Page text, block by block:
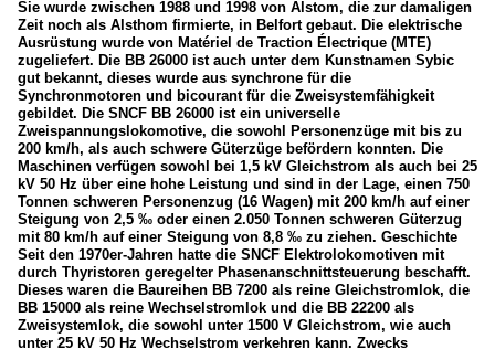
Sie wurde zwischen 1988 und 1998 von Alstom, die zur damaligen
Zeit noch als Alsthom firmierte, in Belfort gebaut. Die elektrische
Ausrüstung wurde von Matériel de Traction Électrique (MTE)
zugeliefert. Die BB 26000 ist auch unter dem Kunstnamen Sybic
gut bekannt, dieses wurde aus synchrone für die
Synchronmotoren und bicourant für die Zweisystemfähigkeit
gebildet. Die SNCF BB 26000 ist ein universelle
Zweispannungslokomotive, die sowohl Personenzüge mit bis zu
200 km/h, als auch schwere Güterzüge befördern konnten. Die
Maschinen verfügen sowohl bei 1,5 kV Gleichstrom als auch bei 25
kV 50 Hz über eine hohe Leistung und sind in der Lage, einen 750
Tonnen schweren Personenzug (16 Wagen) mit 200 km/h auf einer
Steigung von 2,5 ‰ oder einen 2.050 Tonnen schweren Güterzug
mit 80 km/h auf einer Steigung von 8,8 ‰ zu ziehen. Geschichte
Seit den 1970er-Jahren hatte die SNCF Elektrolokomotiven mit
durch Thyristoren geregelter Phasenanschnittsteuerung beschafft.
Dieses waren die Baureihen BB 7200 als reine Gleichstromlok, die
BB 15000 als reine Wechselstromlok und die BB 22200 als
Zweisystemlok, die sowohl unter 1500 V Gleichstrom, wie auch
unter 25 kV 50 Hz Wechselstrom verkehren kann. Zwecks